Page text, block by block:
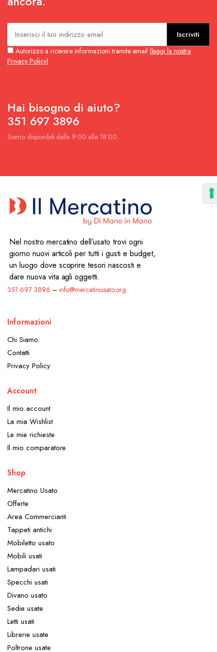
Iscriviti
Autorizzo a ricevere informazioni tramite email (leggi la nostra
Privacy Policy)
Hai bisogno di aiuto?
351 697 3896
Siamo disponibili dalle 9:00 alle 18:00.
Nel nostro mercatino dell’usato trovi ogni
giorno nuovi articoli per tutti i gusti e budget,
un luogo dove scoprire tesori nascosti e
dare nuova vita agli oggetti.
351 697 3896 – info@mercatiniusato.org
Informazioni
Chi Siamo
Contatti
Privacy Policy
Account
Il mio account
La mia Wishlist
Le mie richieste
Il mio comparatore
Shop
Mercatino Usato
Offerte
Area Commercianti
Tappeti antichi
Mobiletto usato
Mobili usati
Lampadari usati
Specchi usati
Divano usato
Sedie usate
Letti usati
Librerie usate
Poltrone usate